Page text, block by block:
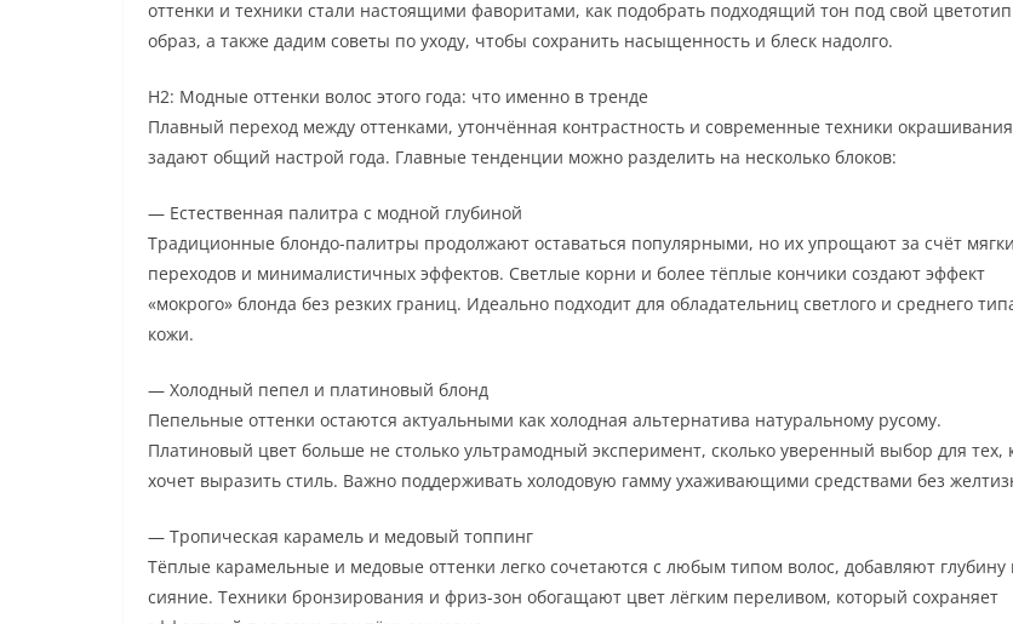
оттенки и техники стали настоящими фаворитами, как подобрать подходящий тон под свой
образ, а также дадим советы по уходу, чтобы сохранить насыщенность и блеск надолго.
H2: Модные оттенки волос этого года: что именно в тренде
Плавный переход между оттенками, утончённая контрастность и современные техники окрашивания
задают общий настрой года. Главные тенденции можно разделить на несколько блоков:
— Естественная палитра с модной глубиной
Традиционные блондо-палитры продолжают оставаться популярными, но их упрощают за счёт
переходов и минималистичных эффектов. Светлые корни и более тёплые кончики создают эффект
«мокрого» блонда без резких границ. Идеально подходит для обладательниц светлого и среднего
кожи.
— Холодный пепел и платиновый блонд
Пепельные оттенки остаются актуальными как холодная альтернатива натуральному русому.
Платиновый цвет больше не столько ультрамодный эксперимент, сколько уверенный выбор для тех,
хочет выразить стиль. Важно поддерживать холодовую гамму ухаживающими средствами без
— Тропическая карамель и медовый топпинг
Тёплые карамельные и медовые оттенки легко сочетаются с любым типом волос, добавляют глубину
сияние. Техники бронзирования и фриз-зон обогащают цвет лёгким переливом, который сохраняет